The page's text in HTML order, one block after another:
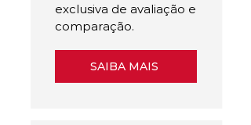
exclusiva de avaliação e
comparação.
SAIBA MAIS